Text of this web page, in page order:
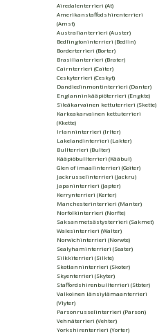
Airedalenterrieri (At)
Amerikanstaffodshirenterrieri
(Amst)
Australianterrieri (Auster)
Bedlingtoninterrieri (Bedlin)
Borderterrieri (Borter)
Brasilianterrieri (Brater)
Cairnterrieri (Caiter)
Ceskyterrieri (Ceskyt)
Dandiedinmontinterrieri (Danter)
Englanninkääpiöterrieri (Engkte)
Sileäkarvainen kettuterrieri (Skette)
Karkeakarvainen kettuterrieri
(Kkette)
Irlanninterrieri (Irlter)
Lakelandinterrieri (Lakter)
Bullterrieri (Bulter)
Kääpiöbullterrieri (Kääbul)
Glen of imaalinterrieri (Goiter)
Jackrusselinterrieri (Jackru)
Japaninterrieri (Japter)
Kerrynterrieri (Kerter)
Manchesterinterrieri (Manter)
Norfolkinterrieri (Norfte)
Saksanmetsästysterrieri (Sakmet)
Walesinterrieri (Walter)
Norwichinterrieri (Norwte)
Sealyhaminterrieri (Seater)
Silkkiterrieri (Silkte)
Skotlanninterrieri (Skoter)
Skyenterrieri (Skyter)
Staffordshirenbullterrieri (Stbter)
Valkoinen länsiylämaanterrieri
(Vlyter)
Parsonrusselinterrieri (Parson)
Vehnäterrieri (Vehter)
Yorkshirenterrieri (Yorter)